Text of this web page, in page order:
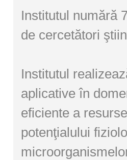
Institutul numără
de cercetători
Institutul
aplicative în
eficiente a
potenţialului